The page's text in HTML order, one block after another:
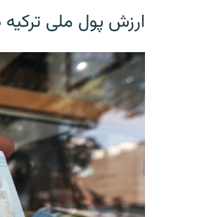
ارزش پول ملی ترکیه در